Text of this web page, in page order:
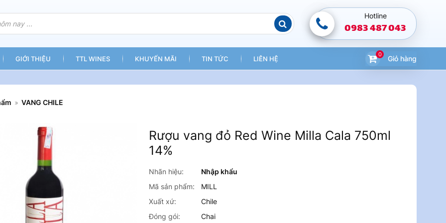
Hotline
0983 487 043
GIỚI THIỆU TTL WINES KHUYẾN MÃI TIN TỨC LIÊN HỆ
0 Giỏ hàng
VANG CHILE
Rượu vang đỏ Red Wine Milla Cala 750ml
14%
Nhãn hiệu:
Nhập khẩu
Mã sản phẩm:
MILL
Xuất xứ:
Chile
Đóng gói:
Chai